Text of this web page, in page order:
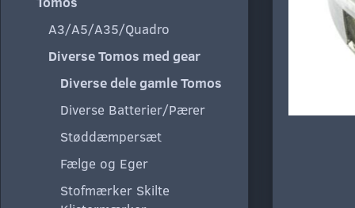
A3/A5/A35/Quadro
Diverse Tomos med gear
Diverse dele gamle Tomos
Diverse Batterier/Pærer
Støddæmpersæt
Fælge og Eger
Stofmærker Skilte